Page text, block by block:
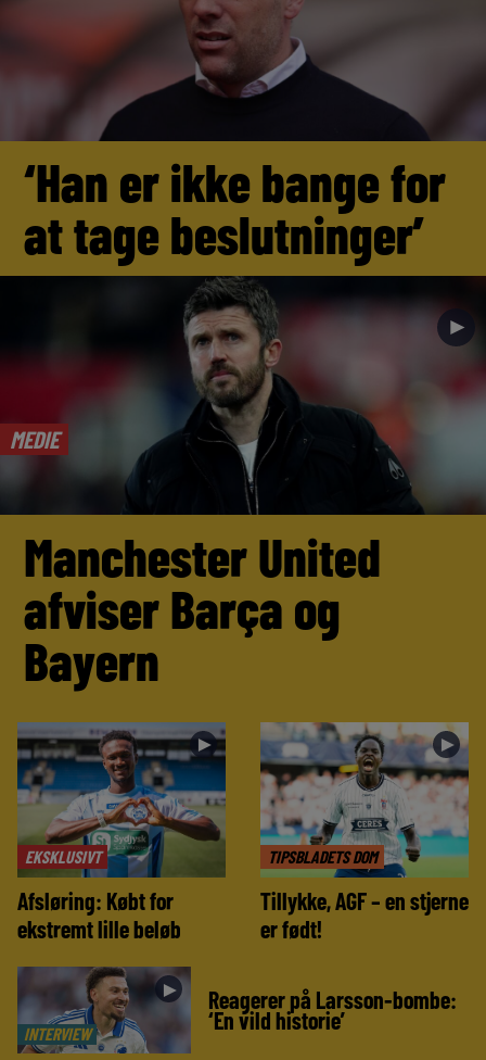
‘Han er ikke bange for
at tage beslutninger’
MEDIE
►
Manchester United
afviser Barça og
Bayern
EKSKLUSIVT
►
Afsløring: Købt for
ekstremt lille beløb
TIPSBLADETS DOM
►
Tillykke, AGF – en stjerne
er født!
INTERVIEW
► Reagerer på Larsson-bombe:
‘En vild historie’